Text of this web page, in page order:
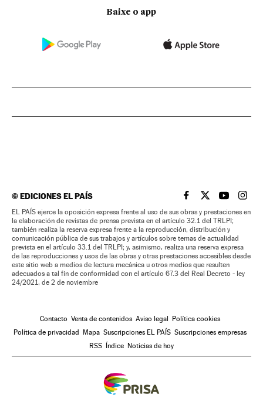
Baixe o app
©EDICIONES EL PAÍS EL PAÍS BRASIL EN
EL PAÍSEL PAÍS
EL
EL PAÍS ejerce la oposición expresa frente al uso de sus obras y prestaciones en
la elaboración de revistas de prensa prevista en el artículo 32.1 del TRLPI;
también realiza la reserva expresa frente a la reproducción, distribución y
comunicación pública de sus trabajos y artículos sobre temas de actualidad
prevista en el artículo 33.1 del TRLPI; y, asimismo, realiza una reserva expresa
de las reproducciones y usos de las obras y otras prestaciones accesibles desde
este sitio web a medios de lectura mecánica u otros medios que resulten
adecuados a tal fin de conformidad con el artículo 67.3 del Real Decreto - ley
24/2021, de 2 de noviembre
Contacto Venta de contenidos Aviso legal
Política cookies
Política de privacidad
Mapa Suscripciones EL PAÍS Suscripciones empresas
RSS
Índice Noticias de hoy